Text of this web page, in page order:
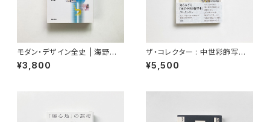
モダン・デザイン全史 | 海野弘
著
¥3,800
ザ・コレクター : 中世彩飾写本
蒐集物語り | 内藤裕史 著
¥5,500